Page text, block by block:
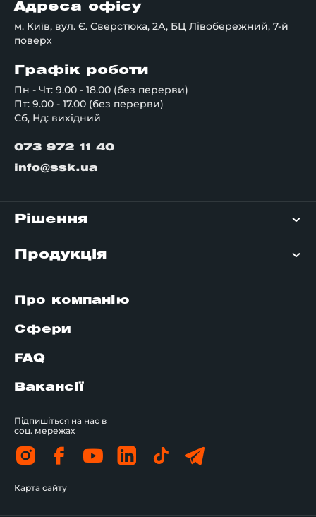
Адреса офісу
м. Київ, вул. Є. Сверстюка, 2А, БЦ Лівобережний, 7-й
поверх
Графік роботи
Пн - Чт: 9.00 - 18.00 (без перерви)
Пт: 9.00 - 17.00 (без перерви)
Сб, Нд: вихідний
073 972 11 40
info@ssk.ua
Рішення
Продукція
Про компанію
Сфери
FAQ
Вакансії
Підпишіться на нас в
соц. мережах
Карта сайту